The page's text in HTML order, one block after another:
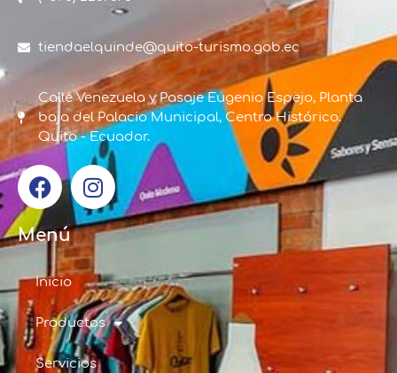
tiendaelquinde@quito-turismo.gob.ec
Calle Venezuela y Pasaje Eugenio Espejo, Planta
baja del Palacio Municipal, Centro Histórico.
Quito - Ecuador.
Menú
Inicio
Productos
Servicios